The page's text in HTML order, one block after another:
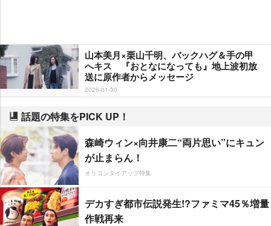
山本美月×栗山千明、バックハグ＆手の甲
へキス 『おとなになっても』地上波初放
送に原作者からメッセージ
2026-01-30
話題の特集をPICK UP！
森崎ウィン×向井康二“両片思い”にキュン
が止まらん！
オリコンタイアップ特集
デカすぎ都市伝説発生!?ファミマ45％増量
作戦再来